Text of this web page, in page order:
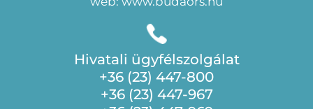
Hivatali ügyfélszolgálat
+36 (23) 447-800
+36 (23) 447-967